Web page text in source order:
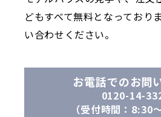
どもすべて無料となっており
い合わせください。
お電話でのお問
0120-14-
（受付時間：8:30